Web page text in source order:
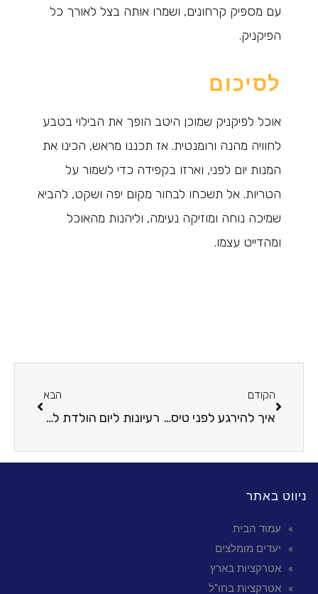
עם מספיק קרחונים, ושמרו אותה בצל לאורך כל
הפיקניק.
לסיכום
אוכל לפיקניק שמוכן היטב הופך את הבילוי בטבע
לחוויה מהנה ורומנטית. אז תכננו מראש, הכינו את
המנות יום לפני, וארזו בקפידה כדי לשמור על
הטריות. אל תשכחו לבחור מקום יפה ושקט, להביא
שמיכה נוחה ומוזיקה נעימה, וליהנות מהאוכל
ומהדייט עצמו.
הקודם
איך להירגע לפני טיסה? התמודדות אפקטיבית עם חרדות
הבא
רעיונות ליום הולדת לבן זוג – חגיגה שהוא לא ישכח
ניווט באתר
עמוד הבית
יעדים מומלצים
אטרקציות בארץ
אטרקציות בחו"ל